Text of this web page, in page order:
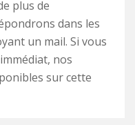
plus de
dans les
un mail. Si vous
nos
sur cette